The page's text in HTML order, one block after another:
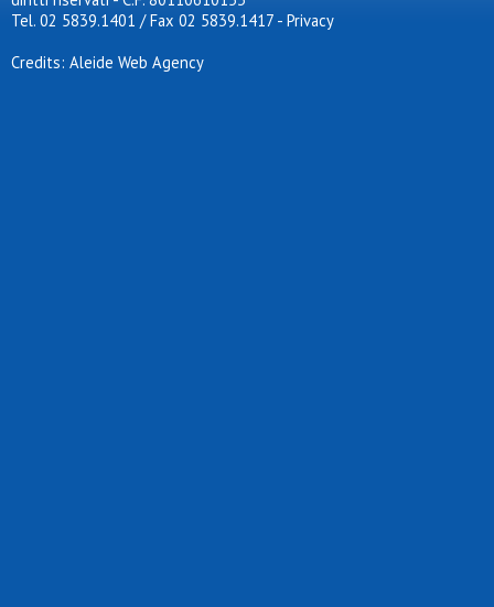
Tel. 02 5839.1401 / Fax 02 5839.1417 - Privacy
Credits: Aleide Web Agency